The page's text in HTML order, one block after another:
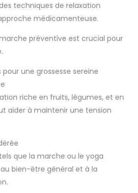
techniques de relaxation
médicamenteuse.
préventive est crucial pour
une grossesse sereine
riche en fruits, légumes, et en
aider à maintenir une tension
que la marche ou le yoga
bien-être général et à la